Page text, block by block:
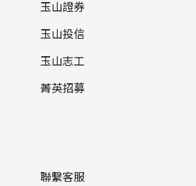
玉山證券
玉山投信
玉山志工
菁英招募
聯繫客服